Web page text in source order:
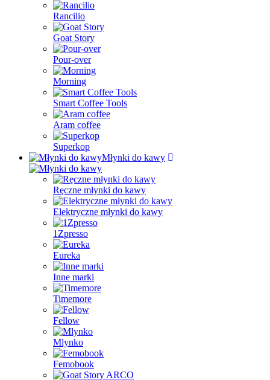
Rancilio
Goat Story
Pour-over
Morning
Smart Coffee Tools
Aram coffee
Superkop
Młynki do kawy
Ręczne młynki do kawy
Elektryczne młynki do kawy
1Zpresso
Eureka
Inne marki
Timemore
Fellow
Mlynko
Femobook